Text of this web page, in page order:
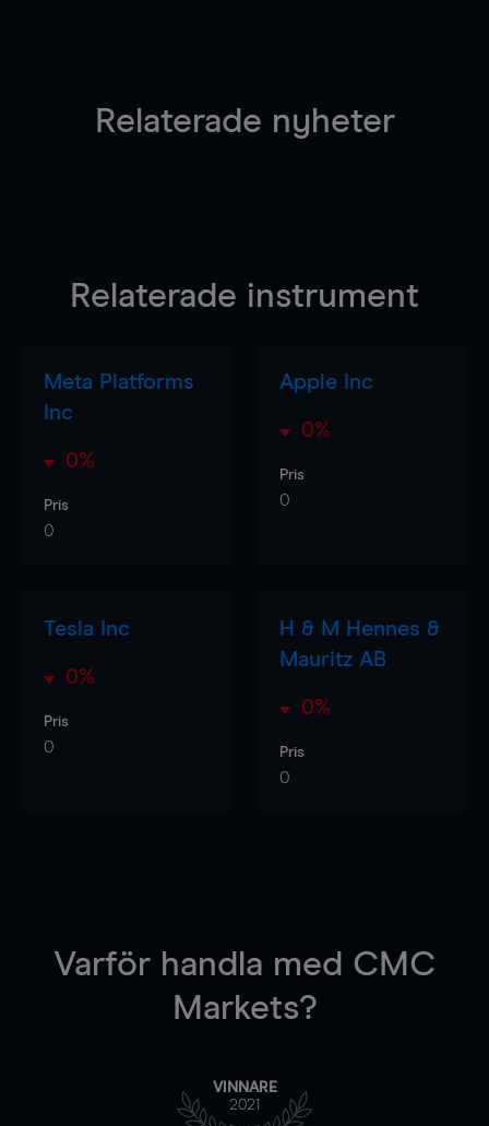
Relaterade nyheter
Relaterade instrument
Meta Platforms
Inc
0%
Pris
0
Apple Inc
0%
Pris
0
Tesla Inc
0%
Pris
0
H & M Hennes &
Mauritz AB
0%
Pris
0
Varför handla med CMC
Markets?
VINNARE
2021